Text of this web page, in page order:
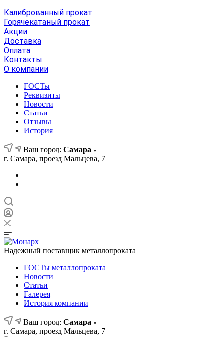
Калиброванный прокат
Горячекатаный прокат
Акции
Доставка
Оплата
Контакты
О компании
ГОСТы
Реквизиты
Новости
Статьи
Отзывы
История
Ваш город: Самара
г. Самара, проезд Мальцева, 7
Надежный поставщик металлопроката
ГОСТы металлопроката
Новости
Статьи
Галерея
История компании
Ваш город: Самара
г. Самара, проезд Мальцева, 7